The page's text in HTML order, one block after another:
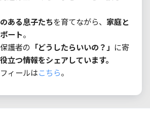
ある息子たちを育てながら、 家庭と
ート。
護者の 「どうしたらいいの？」 に寄
立つ情報をシェアしています。
ィールはこちら。